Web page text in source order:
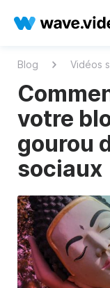
Blog Vidéos
votre
gourou
sociaux